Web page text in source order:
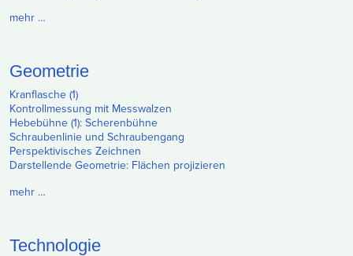
mehr …
Geometrie
Kranflasche (1)
Kontrollmessung mit Messwalzen
Hebebühne (1): Scherenbühne
Schraubenlinie und Schraubengang
Perspektivisches Zeichnen
Darstellende Geometrie: Flächen projizieren
mehr …
Technologie